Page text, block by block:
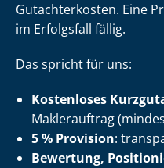
Gutachterkosten. Eine
im Erfolgsfall fällig.
Das spricht für uns:
Kostenloses
Maklerauftrag
5 % Provision:
Bewertung,